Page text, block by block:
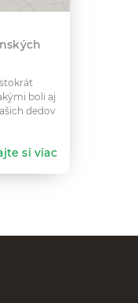
boli aj
dedov
si viac